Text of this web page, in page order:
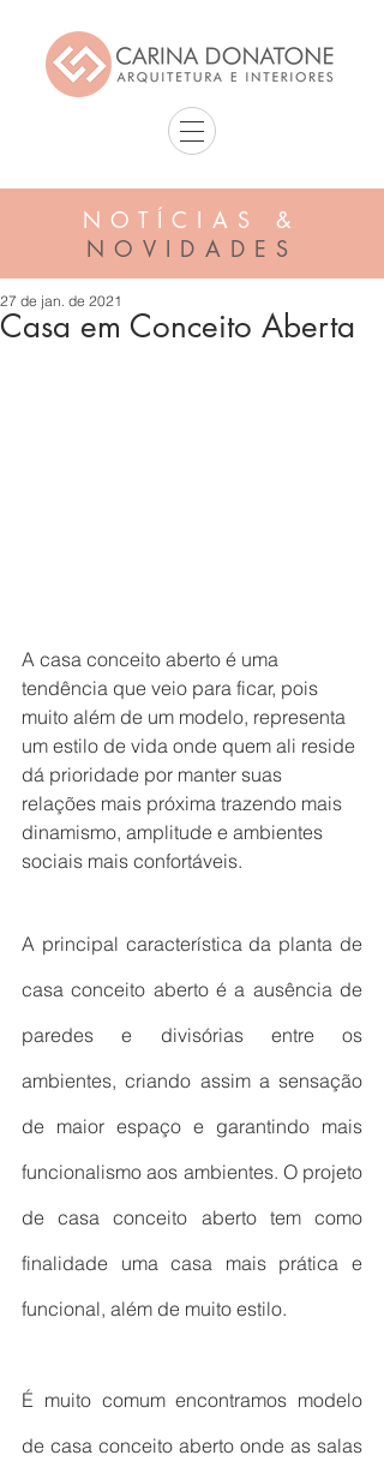
NOTÍCIAS &
NOVIDADES
Casa em Conceito Aberta
27 de jan. de 2021
A casa conceito aberto é uma
tendência que veio para ficar, pois
muito além de um modelo, representa
um estilo de vida onde quem ali reside
dá prioridade por manter suas
relações mais próxima trazendo mais
dinamismo, amplitude e ambientes
sociais mais confortáveis.
A principal característica da planta de
casa conceito aberto é a ausência de
paredes e divisórias entre os
ambientes, criando assim a sensação
de maior espaço e garantindo mais
funcionalismo aos ambientes. O projeto
de casa conceito aberto tem como
finalidade uma casa mais prática e
funcional, além de muito estilo.
É muito comum encontramos modelo
de casa conceito aberto onde as salas